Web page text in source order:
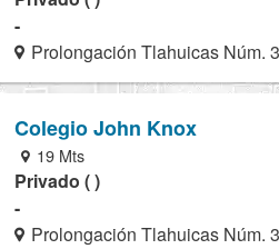
-
Prolongación Tlahuicas Núm.
Colegio John Knox
19 Mts
Privado ( )
-
Prolongación Tlahuicas Núm.